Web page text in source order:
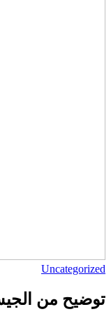
Uncategorized
توضيح من